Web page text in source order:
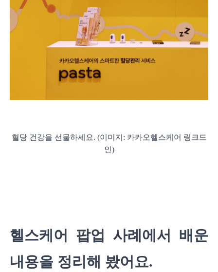
혈당 건강을 선물하세요. (이미지: 카카오헬스케어 링크드
인)
헬스케어 팝업 사례에서 배운
내용을 정리해 봤어요.